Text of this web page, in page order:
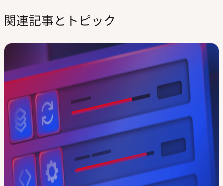
関連記事とトピック